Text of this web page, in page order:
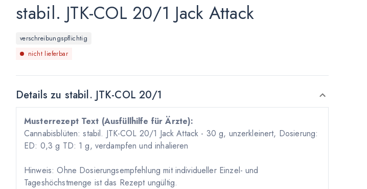
stabil. JTK-COL 20/1 Jack Attack
verschreibungspflichtig
nicht lieferbar
Details zu stabil. JTK-COL 20/1
Musterrezept Text (Ausfüllhilfe für Ärzte):
Cannabisblüten: stabil. JTK-COL 20/1 Jack Attack - 30 g, unzerkleinert, Dosierung:
ED: 0,3 g TD: 1 g, verdampfen und inhalieren
Hinweis: Ohne Dosierungsempfehlung mit individueller Einzel- und
Tageshöchstmenge ist das Rezept ungültig.